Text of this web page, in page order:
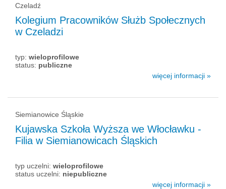
Czeladź
Kolegium Pracowników Służb Społecznych
w Czeladzi
typ: wieloprofilowe
status: publiczne
więcej informacji »
Siemianowice Śląskie
Kujawska Szkoła Wyższa we Włocławku -
Filia w Siemianowicach Śląskich
typ uczelni: wieloprofilowe
status uczelni: niepubliczne
więcej informacji »